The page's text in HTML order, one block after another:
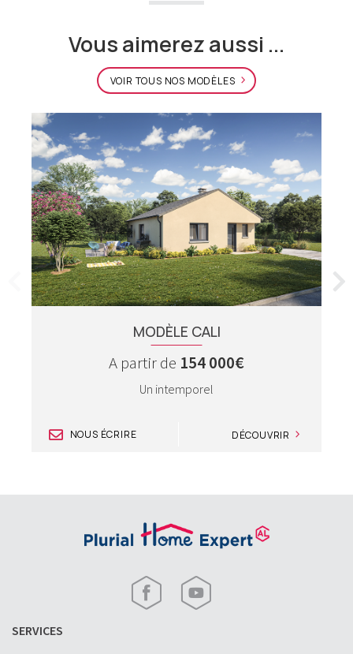
Vous aimerez aussi ...
VOIR TOUS NOS MODÈLES
MODÈLE CALI
A partir de 154 000€
Un intemporel
NOUS ÉCRIRE DÉCOUVRIR
SERVICES